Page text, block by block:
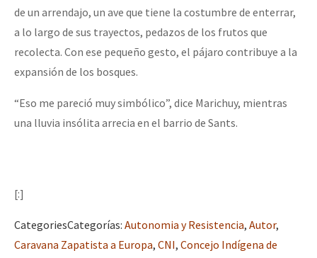
de un arrendajo, un ave que tiene la costumbre de enterrar,
a lo largo de sus trayectos, pedazos de los frutos que
recolecta. Con ese pequeño gesto, el pájaro contribuye a la
expansión de los bosques.
“Eso me pareció muy simbólico”, dice Marichuy, mientras
una lluvia insólita arrecia en el barrio de Sants.
[:]
CategoriesCategorías: Autonomia y Resistencia, Autor,
Caravana Zapatista a Europa, CNI, Concejo Indígena de